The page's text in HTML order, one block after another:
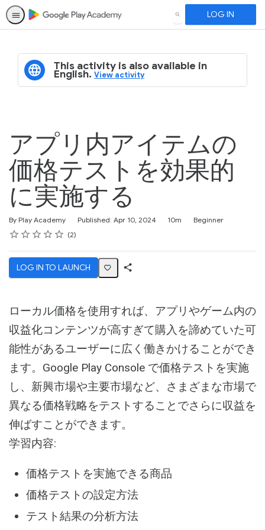
SEARCH LOG IN
This activity is also available in
English.View activity
アプリ内アイテムの
価格テストを効果的
に実施する
By Play Academy Published: Apr 10, 2024
Duration 10m
Difficulty
Beginner
Rating
1 star
2 stars
3 stars
4 stars
5 stars
Average rating: 4.0 2
2 reviews
LOG IN TO LAUNCH
ローカル価格を使用すれば、アプリやゲーム内の
収益化コンテンツが高すぎて購入を諦めていた可
能性があるユーザーに広く働きかけることができ
ます。Google Play Console で価格テストを実施
し、新興市場や主要市場など、さまざまな市場で
異なる価格戦略をテストすることでさらに収益を
伸ばすことができます。
学習内容:
価格テストを実施できる商品
価格テストの設定方法
テスト結果の分析方法